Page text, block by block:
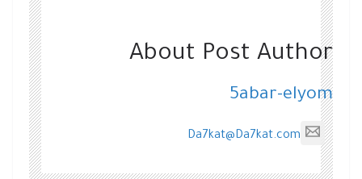
About Post Author
5abar-elyom
Da7kat@Da7kat.com